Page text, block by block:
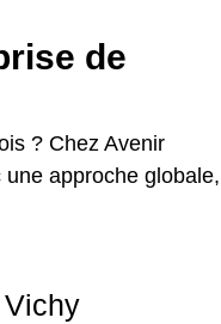
de
? Chez Avenir
approche globale,